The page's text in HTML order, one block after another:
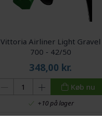
Vittoria Airliner Light Gravel
700 - 42/50
348,00 kr.
Køb nu
+10 på lager